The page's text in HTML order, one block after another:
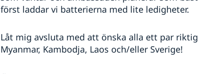
först laddar vi batterierna med lite ledigheter.
Låt mig avsluta med att önska alla ett par
Myanmar, Kambodja, Laos och/eller Sverige!